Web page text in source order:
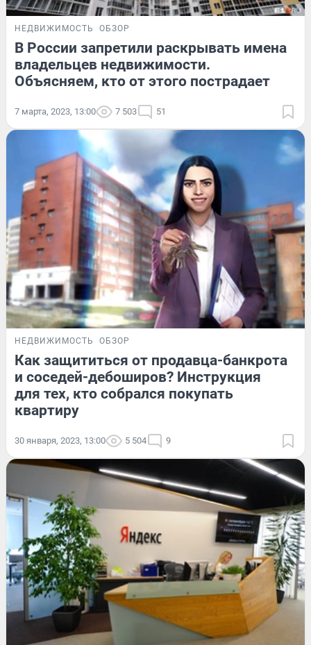
НЕДВИЖИМОСТЬ ОБЗОР
В России запретили раскрывать имена
владельцев недвижимости.
Объясняем, кто от этого пострадает
7 марта, 2023, 13:00 7 503 51
НЕДВИЖИМОСТЬ ОБЗОР
Как защититься от продавца-банкрота
и соседей-дебоширов? Инструкция
для тех, кто собрался покупать
квартиру
30 января, 2023, 13:00 5 504 9